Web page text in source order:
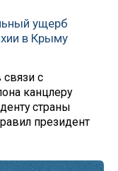
ущерб
в Крыму
связи с
канцлеру
страны
президент